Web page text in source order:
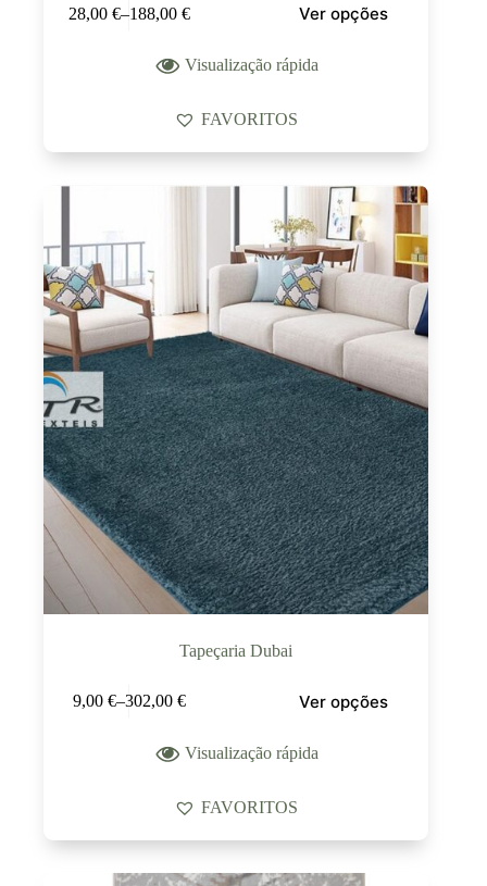
28,00 €–188,00 € Ver opções
Visualização rápida
FAVORITOS
Tapeçaria Dubai
9,00 €–302,00 € Ver opções
Visualização rápida
FAVORITOS